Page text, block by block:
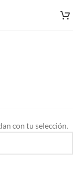
con tu selección.